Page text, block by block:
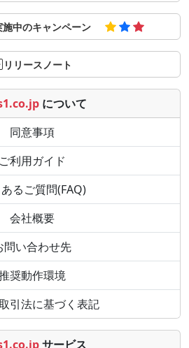
施中のキャンペーン
リリースノート
について
同意事項
ご利用ガイド
るご質問(FAQ)
会社概要
問い合わせ先
奨動作環境
引法に基づく表記
サービス